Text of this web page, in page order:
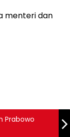
menteri dan
Prabowo